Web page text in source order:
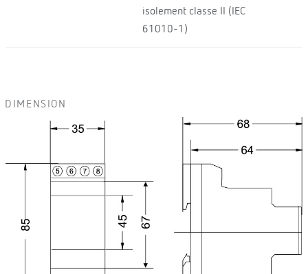
isolement classe II (IEC
61010-1)
DIMENSION